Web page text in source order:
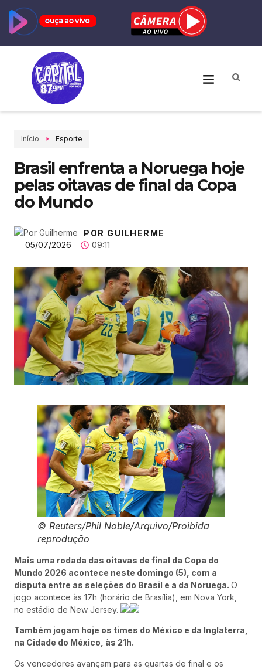
Início Esporte
Brasil enfrenta a Noruega hoje
pelas oitavas de final da Copa
do Mundo
POR GUILHERME
05/07/2026
09:11
© Reuters/Phil Noble/Arquivo/Proibida
reprodução
Mais uma rodada das oitavas de final da Copa do
Mundo 2026 acontece neste domingo (5), com a
disputa entre as seleções do Brasil e a da Noruega. O
jogo acontece às 17h (horário de Brasília), em Nova York,
no estádio de New Jersey.
Também jogam hoje os times do México e da Inglaterra,
na Cidade do México, às 21h.
Os vencedores avançam para as quartas de final e os